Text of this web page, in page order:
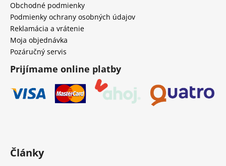
Obchodné podmienky
Podmienky ochrany osobných údajov
Reklamácia a vrátenie
Moja objednávka
Pozáručný servis
Prijímame online platby
Články